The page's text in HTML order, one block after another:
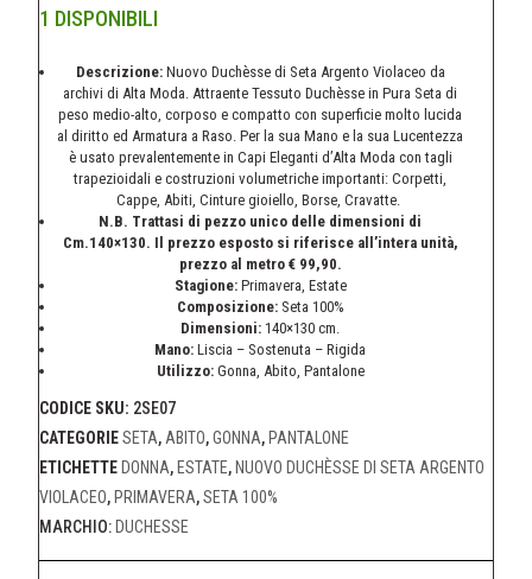
1 DISPONIBILI
Descrizione: Nuovo Duchèsse di Seta Argento Violaceo da
archivi di Alta Moda. Attraente Tessuto Duchèsse in Pura Seta di
peso medio-alto, corposo e compatto con superficie molto lucida
al diritto ed Armatura a Raso. Per la sua Mano e la sua Lucentezza
è usato prevalentemente in Capi Eleganti d’Alta Moda con tagli
trapezioidali e costruzioni volumetriche importanti: Corpetti,
Cappe, Abiti, Cinture gioiello, Borse, Cravatte.
N.B. Trattasi di pezzo unico delle dimensioni di
Cm.140×130. Il prezzo esposto si riferisce all’intera unità,
prezzo al metro € 99,90.
Stagione: Primavera, Estate
Composizione:Seta 100%
Dimensioni: 140×130 cm.
Mano: Liscia – Sostenuta – Rigida
Utilizzo: Gonna, Abito, Pantalone
CODICE SKU: 2SE07
CATEGORIESETA, ABITO,GONNA, PANTALONE
ETICHETTE DONNA, ESTATE, NUOVO DUCHÈSSE DI SETA ARGENTO
VIOLACEO, PRIMAVERA,SETA 100%
MARCHIO: DUCHESSE